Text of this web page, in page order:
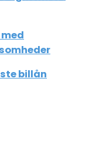
billån